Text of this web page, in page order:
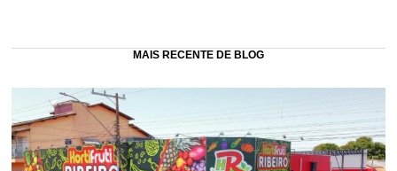
MAIS RECENTE DE BLOG